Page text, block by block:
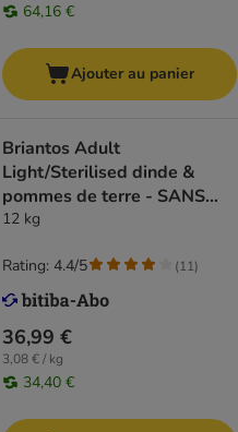
64,16 €
Ajouter au panier
Briantos Adult
Light/Sterilised dinde &
pommes de terre - SANS
CÉRÉALES
12 kg
36,99 €
3,08 € / kg
34,40 €
Rating: 4.4/5 (11)